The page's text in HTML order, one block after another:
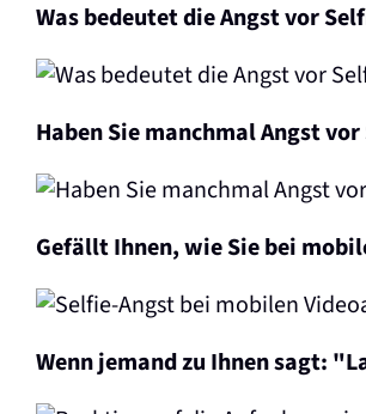
Was bedeutet die Angst vor
Haben Sie manchmal Angst
Gefällt Ihnen, wie Sie bei
Wenn jemand zu Ihnen sagt: